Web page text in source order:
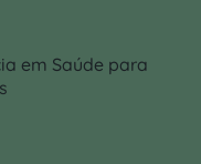
em Saúde para